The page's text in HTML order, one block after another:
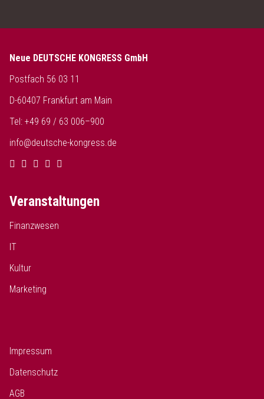
Neue DEUTSCHE KONGRESS GmbH
Postfach 56 03 11
D-60407 Frankfurt am Main
Tel: +49 69 / 63 006–900
info@deutsche-kongress.de
Veranstaltungen
Finanzwesen
IT
Kultur
Marketing
Impressum
Datenschutz
AGB